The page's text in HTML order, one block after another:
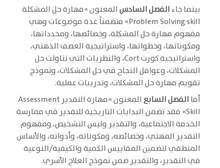
بينما جاء الفصل السادس المعنون «مهارة حل المشكلة
Problem Solving skill» متضمناً عدة موضوعات وهي
مفهوم مهارة حل المشكلة، وخصائصها، ومحدداتها،
ومكوناتها، وخطواتها، واستراتيجية العصف الذهني،
واستراتيجية كورت Cort، والنظريات التي تناولت حل
المشكلات، وعوامل النجاح في حل المشكلات، ونموذج
تقويم مهارة حل المشكلات، وتدريبات عملية.
أما الفصل السابع
المعنون «مهارة التقدير Assessment
Skill» فقد تضمن البدايات التاريخية للتقدير في ممارسة
الخدمة الاجتماعية، والتقدير وليس التشخيص، ومفهوم
التقدير المهني، وخصائصه، ومكوناته، وأدواته، والأساس
المنطقي لتضمين المقاييس الكمية والكيفية/النوعية
في التقدير، والتقدير ضمن نموذج العلاج الأسري.